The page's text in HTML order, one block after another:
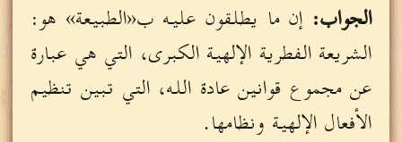
الجواب: إن ما يطلقون عليه ب«الطبيعة» هو:
الشريعة الفطرية الإلهية الكبرى، التي هي عبارة
عن مجموع قوانين عادة الله، التي تبين تنظيم
الأفعال الإلهية ونظامها.